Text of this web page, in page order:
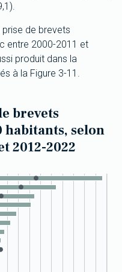
prise de brevets
entre 2000-2011 et
produit dans la
à la Figure 3-11.
brevets
habitants, selon
2012-2022
Data ranges from